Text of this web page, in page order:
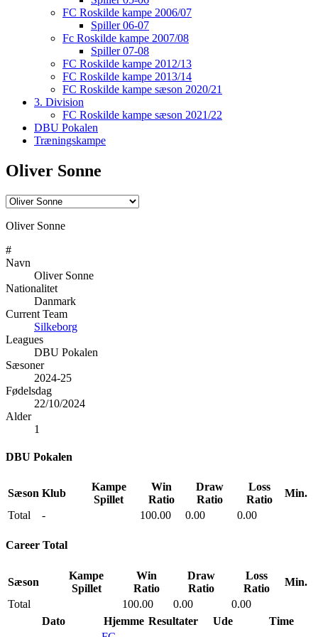
FC Roskilde kampe 2006/07
Spiller 06-07
Fc Roskilde kampe 2007/08
Spiller 07-08
FC Roskilde kampe 2012/13
FC Roskilde kampe 2013/14
FC Roskilde kampe sæson 2020/21
3. Division
FC Roskilde kampe sæson 2021/22
DBU Pokalen
Træningskampe
Oliver Sonne
Oliver Sonne
#
Navn
Oliver Sonne
Nationalitet
Danmark
Current Team
Silkeborg
Leagues
DBU Pokalen
Sæsoner
2024-25
Fødelsdag
22/10/2024
Alder
1
DBU Pokalen
Sæson Klub
Kampe
Spillet
Win
Ratio
Draw
Ratio
Loss
Ratio
Min.
Total
- 100.00 0.00 0.00
Career Total
Sæson
Kampe
Spillet
Win
Ratio
Draw
Ratio
Loss
Ratio
Min.
Total
100.00 0.00
0.00
Dato
Hjemme Resultater Ude
Time